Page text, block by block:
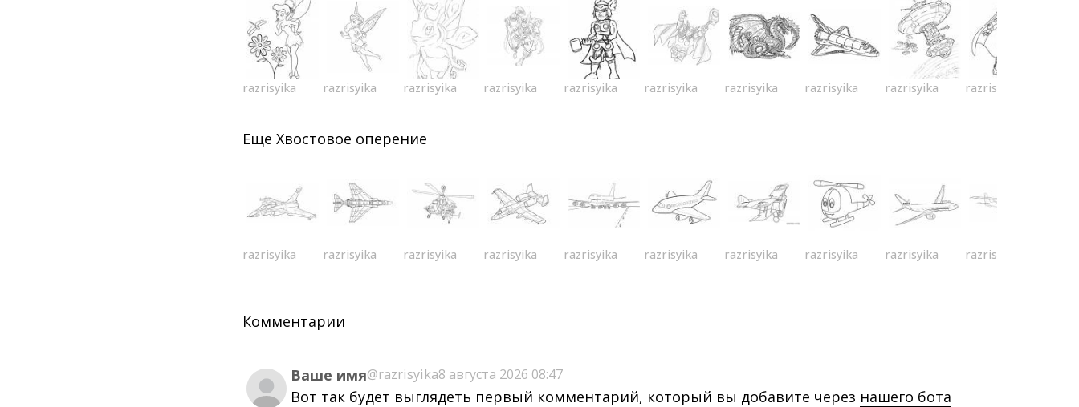
razrisyika razrisyika razrisyika razrisyika razrisyika razrisyika razrisyika razrisyika razrisyika razrisyika
Еще Хвостовое оперение
razrisyika razrisyika razrisyika razrisyika razrisyika razrisyika razrisyika razrisyika razrisyika razrisyika
Комментарии
Ваше имя@razrisyika8 августа 2026 08:47
Вот так будет выглядеть первый комментарий, который вы добавите через нашего бота